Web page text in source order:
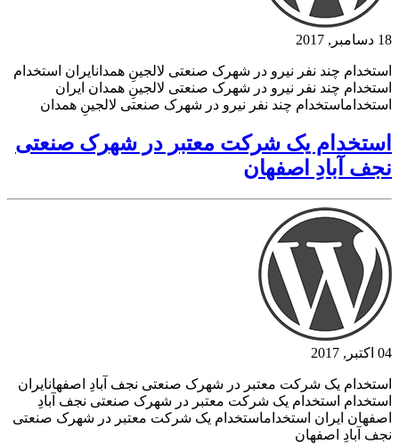
18 دسامبر, 2017
استخدام چند نفر نیرو در شهرک صنعتی لالجینِ همدانایران استخدام
استخدام چند نفر نیرو در شهرک صنعتی لالجینِ همدان ایران
استخداماستخدام چند نفر نیرو در شهرک صنعتی لالجینِ همدان
استخدام یک شرکت معتبر در شهرک صنعتی
نجف آبادِ اصفهان
04 اکتبر, 2017
استخدام یک شرکت معتبر در شهرک صنعتی نجف آبادِ اصفهانایران
استخدام استخدام یک شرکت معتبر در شهرک صنعتی نجف آبادِ
اصفهان ایران استخداماستخدام یک شرکت معتبر در شهرک صنعتی
نجف آبادِ اصفهان